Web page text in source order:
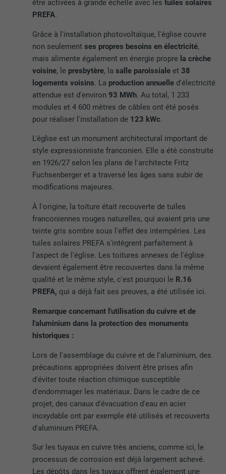
être activées à grande échelle avec les tuiles solaires
PREFA.
Grâce à l'installation photovoltaïque, l'église couvre
non seulementses propres besoins en électricité,
mais alimente également en énergie propre la crèche
voisine, le presbytère, lasalle paroissiale et38
logements voisins. La production annuelle d'électricité
attendue est d'environ93 MWh. Au total, 1 233
modules et 4 600 mètres de câbles ont été posés
pour réaliser l'installation de 123 kWc.
L'église est un monument architectural important de
style expressionniste franconien. Elle a été construite
en 1926/27 selon les plans de l'architecte Fritz
Fuchsenberger et a traversé les âges sans subir de
modifications majeures.
À l'origine, la toiture était recouverte de tuiles
franconiennes rouges naturelles, qui avaient pris une
teinte gris sombre sous l'effet des intempéries. Les
tuiles solaires PREFA s'intègrent parfaitement à
l'aspect de l'église. Les toitures annexes de l'église
devaient également être recouvertes dans la même
qualité et le même style, c'est pourquoi le R.16
PREFA, qui a déjà fait ses preuves, a été utilisée ici.
Remarque concernant l'utilisation du cuivre et de
l'aluminium dans la protection des monuments
historiques :
Lors de l'assemblage du cuivre et de l'aluminium, des
précautions appropriées doivent être prises afin
d'éviter toute réaction chimique susceptible
d'endommager les matériaux. Dans le cadre de ce
projet, des canaux d'évacuation d'eau en acier
inoxydable ont par exemple été utilisés et recouverts
d'aluminium PREFA.
Sur les tuyaux en cuivre très anciens, comme ici, le
processus de corrosion est déjà largement achevé.
Les dépôts dans les tuyaux offrent également une